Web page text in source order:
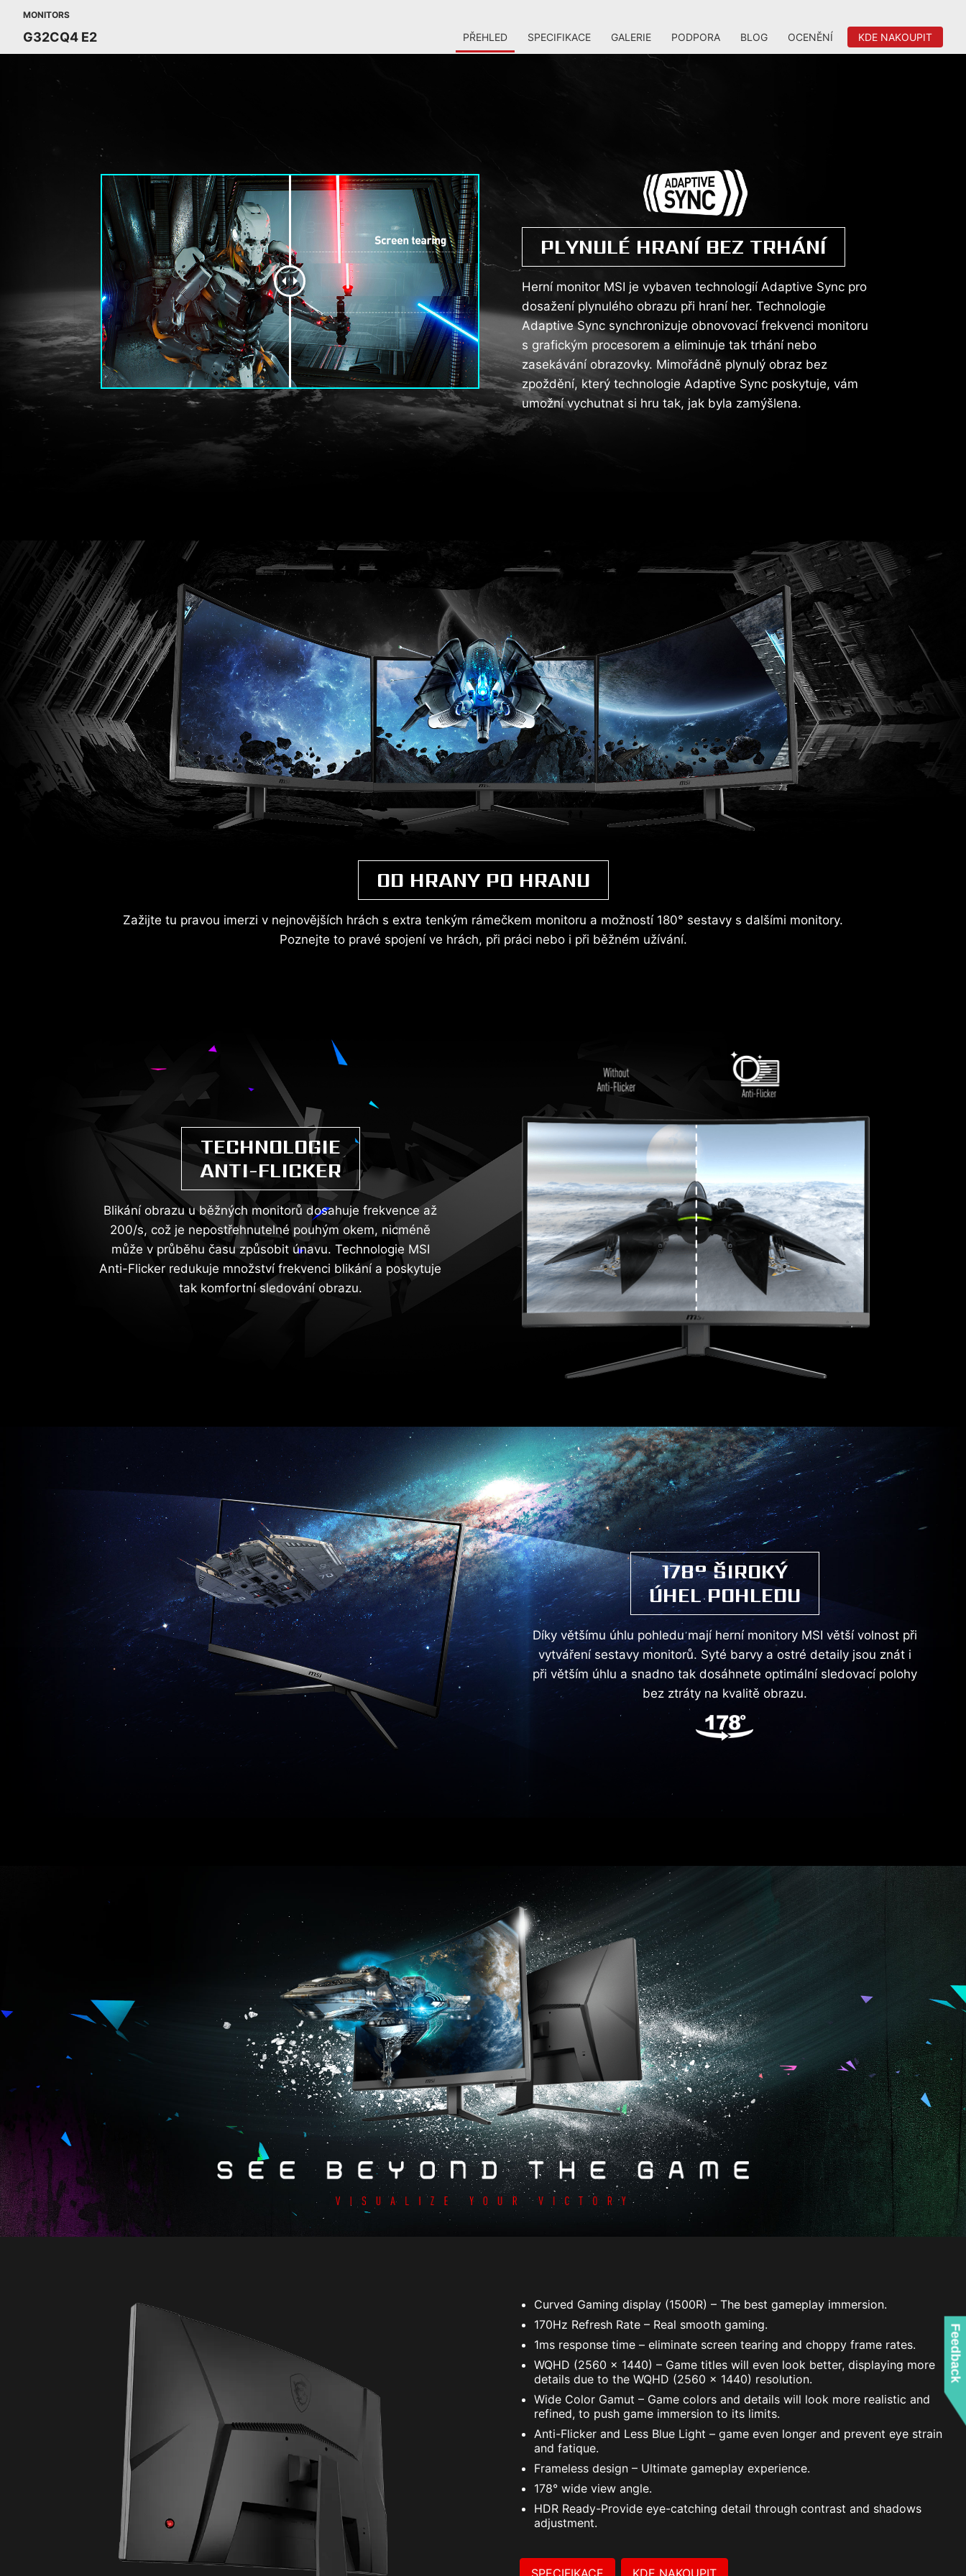
MONITORS
G32CQ4 E2 PŘEHLED SPECIFIKACE GALERIE PODPORA BLOG OCENĚNÍ KDE NAKOUPIT
PLYNULÉ HRANÍ BEZ TRHÁNÍ
Herní monitor MSI je vybaven technologií Adaptive Sync pro
dosažení plynulého obrazu při hraní her. Technologie
Adaptive Sync synchronizuje obnovovací frekvenci monitoru
s grafickým procesorem a eliminuje tak trhání nebo
zasekávání obrazovky. Mimořádně plynulý obraz bez
zpoždění, který technologie Adaptive Sync poskytuje, vám
umožní vychutnat si hru tak, jak byla zamýšlena.
OD HRANY PO HRANU
Zažijte tu pravou imerzi v nejnovějších hrách s extra tenkým rámečkem monitoru a možností 180° sestavy s dalšími monitory.
Poznejte to pravé spojení ve hrách, při práci nebo i při běžném užívání.
TECHNOLOGIE
ANTI-FLICKER
Blikání obrazu u běžných monitorů dosahuje frekvence až
200/s, což je nepostřehnutelné pouhým okem, nicméně
může v průběhu času způsobit únavu. Technologie MSI
Anti-Flicker redukuje množství frekvenci blikání a poskytuje
tak komfortní sledování obrazu.
178° ŠIROKÝ
ÚHEL POHLEDU
Díky většímu úhlu pohledu mají herní monitory MSI větší volnost při
vytváření sestavy monitorů. Syté barvy a ostré detaily jsou znát i
při větším úhlu a snadno tak dosáhnete optimální sledovací polohy
bez ztráty na kvalitě obrazu.
Curved Gaming display (1500R) – The best gameplay immersion.
170Hz Refresh Rate – Real smooth gaming.
1ms response time – eliminate screen tearing and choppy frame rates.
WQHD (2560 x 1440) – Game titles will even look better, displaying more
details due to the WQHD (2560 x 1440) resolution.
Wide Color Gamut – Game colors and details will look more realistic and
refined, to push game immersion to its limits.
Anti-Flicker and Less Blue Light – game even longer and prevent eye strain
and fatique.
Frameless design – Ultimate gameplay experience.
178° wide view angle.
HDR Ready-Provide eye-catching detail through contrast and shadows
adjustment.
SPECIFIKACE KDE NAKOUPIT
Feedback